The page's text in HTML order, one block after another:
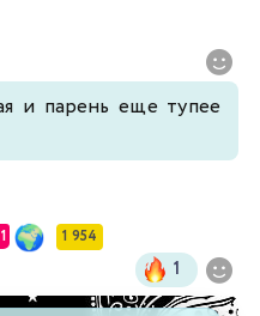
и парень еще тупее
1 954
1